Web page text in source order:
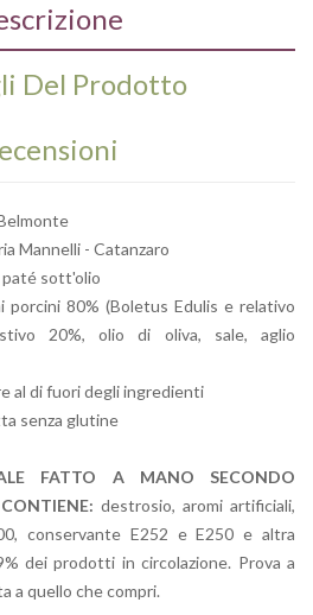
Del Prodotto
Mannelli - Catanzaro
paté sott'olio
porcini 80% (Boletus Edulis e relativo
20%, olio di oliva, sale, aglio
al di fuori degli ingredienti
senza glutine
FATTO A MANO SECONDO
destrosio, aromi artificiali,
conservante E252 e E250 e altra
dei prodotti in circolazione. Prova a
a quello che compri.